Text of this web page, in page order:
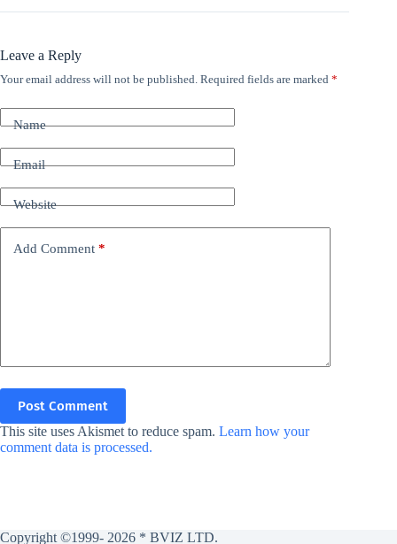
Leave a Reply
Your email address will not be published. Required fields are marked *
Name
Email
Website
Add Comment *
Post Comment
This site uses Akismet to reduce spam. Learn how your
comment data is processed.
Copyright ©1999- 2026 * BVIZ LTD.